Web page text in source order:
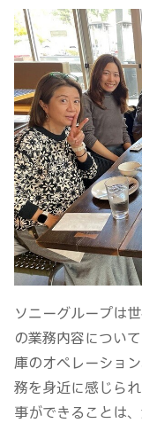
ソニーグループは
の業務内容につい
庫のオペレーショ
務を身近に感じら
事ができることは